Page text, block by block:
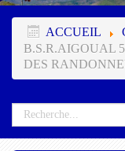
ACCUEIL
B.S.R.AIGOUAL
DES